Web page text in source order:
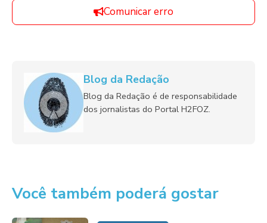
Comunicar erro
Blog da Redação
Blog da Redação é de responsabilidade
dos jornalistas do Portal H2FOZ.
Você também poderá gostar